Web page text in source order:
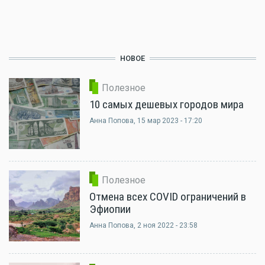
НОВОЕ
Полезное
10 самых дешевых городов мира
Анна Попова, 15 мар 2023 - 17:20
Полезное
Отмена всех COVID ограничений в
Эфиопии
Анна Попова, 2 ноя 2022 - 23:58